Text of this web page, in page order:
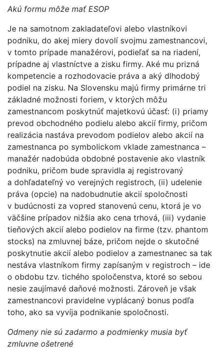
Akú formu môže mať ESOP
Je na samotnom zakladateľovi alebo vlastníkovi
podniku, do akej miery dovolí svojmu zamestnancovi,
v tomto prípade manažérovi, podieľať sa na riadení,
prípadne aj vlastníctve a zisku firmy. Aké mu prizná
kompetencie a rozhodovacie práva a aký dlhodobý
podiel na zisku. Na Slovensku majú firmy primárne tri
základné možnosti foriem, v ktorých môžu
zamestnancom poskytnúť majetkovú účasť: (i) priamy
prevod obchodného podielu alebo akcií firmy, pričom
realizácia nastáva prevodom podielov alebo akcií na
zamestnanca po symbolickom vklade zamestnanca –
manažér nadobúda obdobné postavenie ako vlastník
podniku, pričom bude spravidla aj registrovaný
a dohľadateľný vo verejných registroch, (ii) udelenie
práva (opcie) na nadobudnutie akcií spoločnosti
v budúcnosti za vopred stanovenú cenu, ktorá je vo
väčšine prípadov nižšia ako cena trhová, (iii) vydanie
tieňových akcií alebo podielov na firme (tzv. phantom
stocks) na zmluvnej báze, pričom nejde o skutočné
poskytnutie akcií alebo podielov a zamestnanec sa tak
nestáva vlastníkom firmy zapísaným v registroch – ide
o obdobu tzv. tichého spoločenstva, ktoré so sebou
nesie zaujímavé daňové možnosti. Zároveň je však
zamestnancovi pravidelne vyplácaný bonus podľa
toho, ako sa vyvíja podnikanie spoločnosti.
Odmeny nie sú zadarmo a podmienky musia byť
zmluvne ošetrené